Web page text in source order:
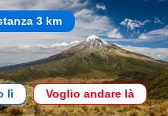
3 km
lì Voglio andare là